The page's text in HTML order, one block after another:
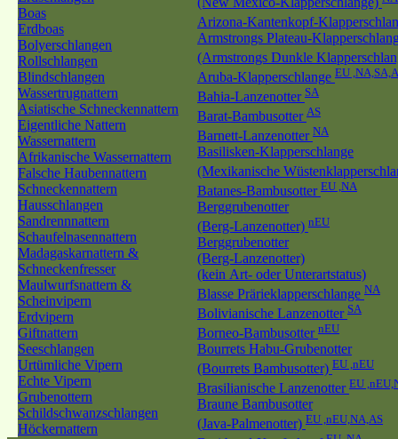
Boas
Erdboas
Bolyerschlangen
Rollschlangen
Blindschlangen
Wassertrugnattern
Asiatische Schneckennattern
Eigentliche Nattern
Wassernattern
Afrikanische Wassernattern
Falsche Haubennattern
Schneckennattern
Hausschlangen
Sandrennnattern
Schaufelnasennattern
Madagaskarnattern &
Schneckenfresser
Maulwurfsnattern &
Scheinvipern
Erdvipern
Giftnattern
Seeschlangen
Urtümliche Vipern
Echte Vipern
Grubenottern
Schildschwanzschlangen
Höckernattern
Arizona-Kantenkopf-
Armstrongs Plateau-
(Armstrongs Dunkle
Aruba-Klapperschlange EU
Bahia-Lanzenotter SA
Barat-Bambusotter AS
Barnett-Lanzenotter NA
Basilisken-Klapperschlange
(Mexikanische
Batanes-Bambusotter EU ,NA
Berggrubenotter
(Berg-Lanzenotter) nEU
Berggrubenotter
(Berg-Lanzenotter)
(kein Art- oder Unterartstatus)
Blasse Prärieklapperschlange NA
Bolivianische Lanzenotter SA
Borneo-Bambusotter nEU
Bourrets Habu-Grubenotter
(Bourrets Bambusotter) EU ,nEU
Brasilianische Lanzenotter EU
Braune Bambusotter
(Java-Palmenotter) EU ,nEU,NA,AS